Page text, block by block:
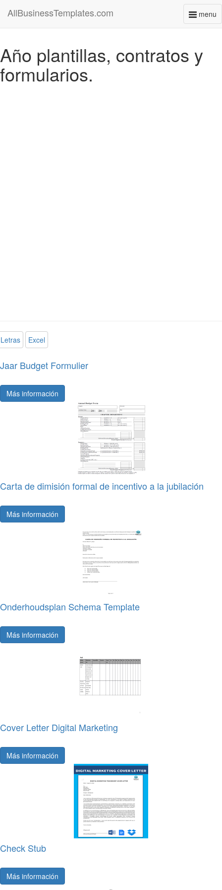
menu
AllBusinessTemplates.com
Año plantillas, contratos y
formularios.
Letras Excel
Jaar Budget Formulier
Más información
Carta de dimisión formal de incentivo a la jubilación
Más información
Onderhoudsplan Schema Template
Más información
Cover Letter Digital Marketing
Más información
Check Stub
Más información